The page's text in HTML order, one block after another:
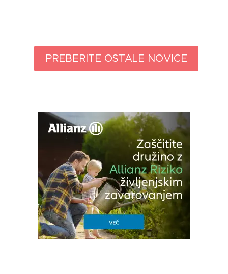
PREBERITE OSTALE NOVICE